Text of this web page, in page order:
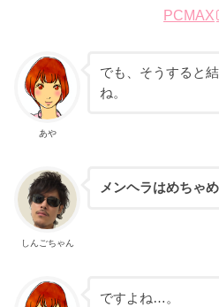
PCMAX
あや
でも、そうすると
ね。
しんごちゃん
メンヘラはめちゃめ
ですよね…。